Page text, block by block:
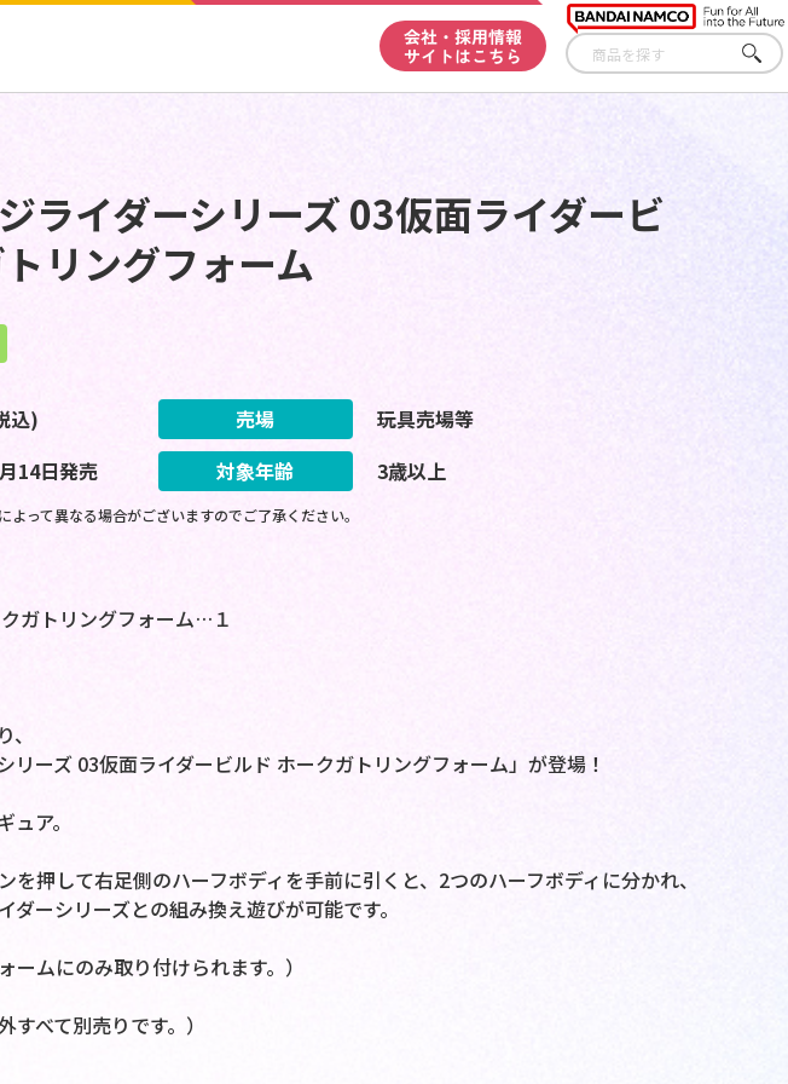
会社・採用情報
サイトはこちら
さが
す
ライダーシリーズ 03仮面ライダービ
リングフォーム
込) 売場
玩具売場等
14日発売 対象年齢 3歳以上
って異なる場合がございますのでご了承ください。
ガトリングフォーム…１
リーズ 03仮面ライダービルド ホークガトリングフォーム」が登場！
ア。
を押して右足側のハーフボディを手前に引くと、2つのハーフボディに分かれ、
ダーシリーズとの組み換え遊びが可能です。
ームにのみ取り付けられます。）
すべて別売りです。）